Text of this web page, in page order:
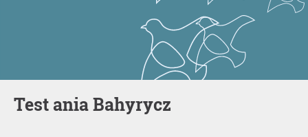
Test ania Bahyrycz